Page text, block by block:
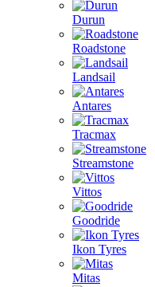
Durun
Roadstone
Landsail
Antares
Tracmax
Streamstone
Vittos
Goodride
Ikon Tyres
Mitas